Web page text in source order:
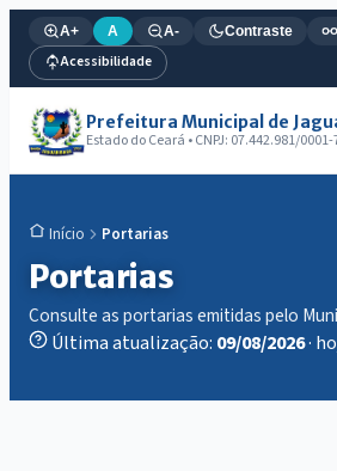
A+ A A- Contraste
Acessibilidade
Prefeitura Municipal de
Estado do Ceará • CNPJ: 07.442.981/
Início Portarias
Portarias
Consulte as portarias emitidas pelo
Última atualização: 09/08/2026·